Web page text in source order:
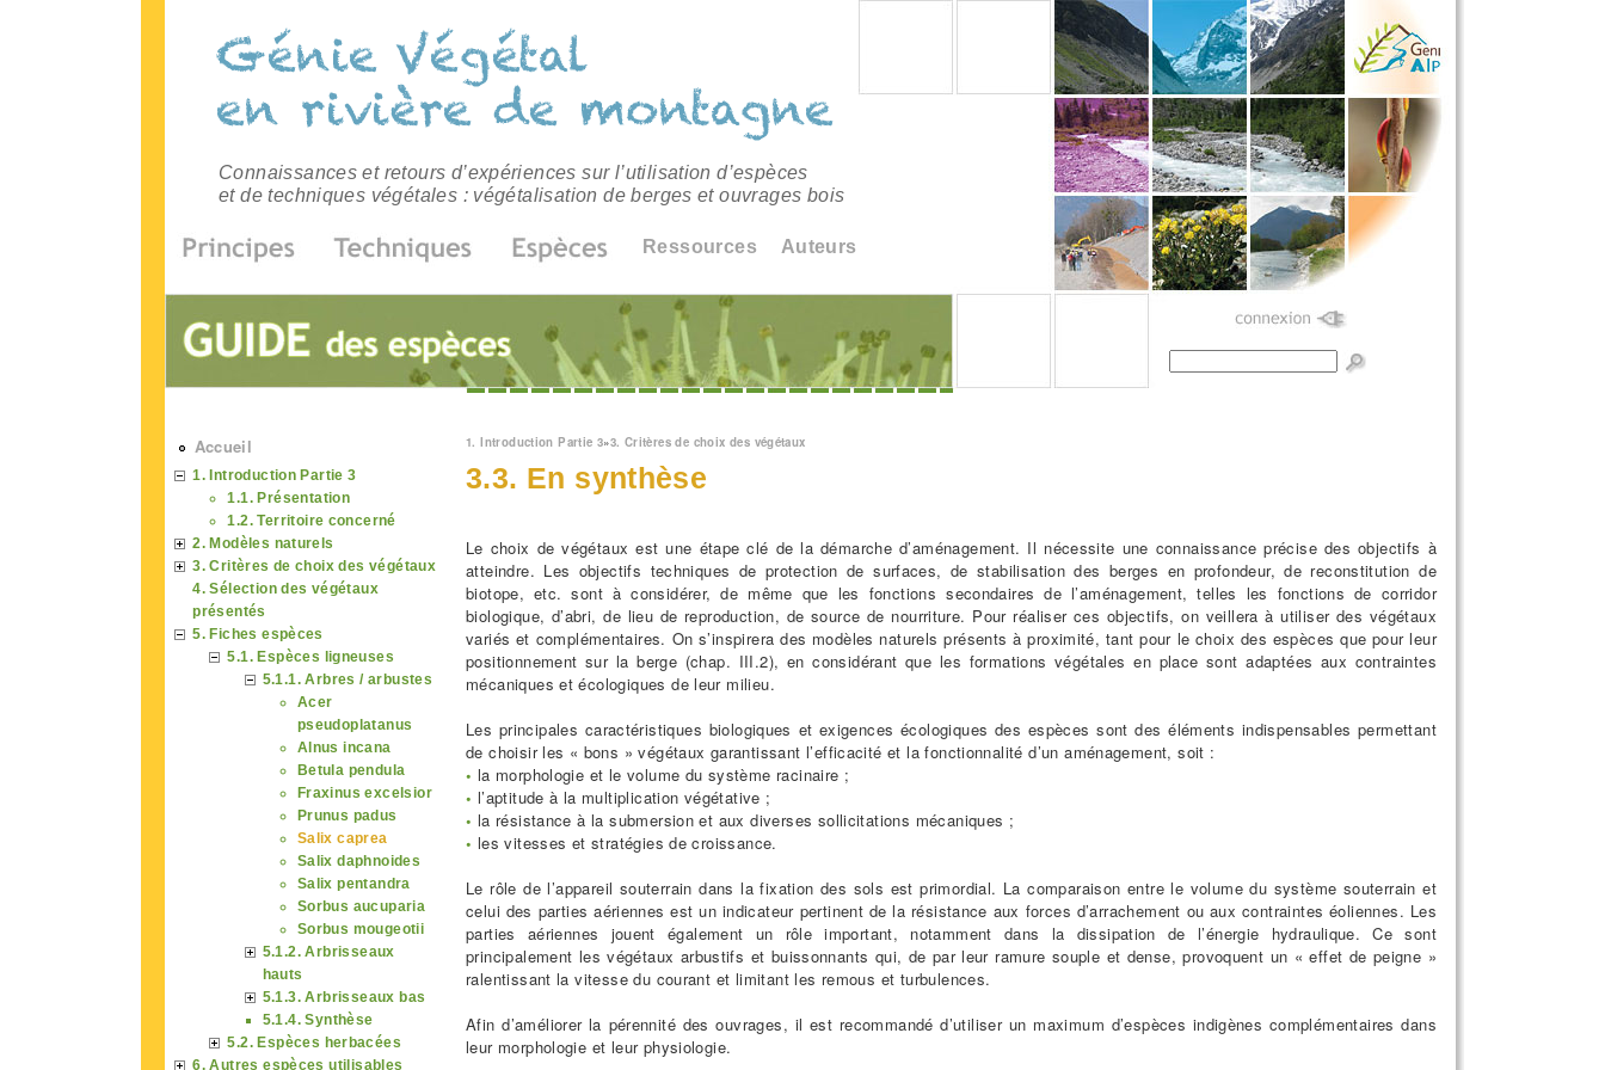
Connaissances et retours d’expériences sur l’utilisation d’espèces
et de techniques végétales : végétalisation de berges et ouvrages bois
Ressources Auteurs
Vous êtes ici
1. Introduction Partie 3»3. Critères de choix des végétaux
3.3. En synthèse
Le choix de végétaux est une étape clé de la démarche d’aménagement. Il nécessite une connaissance précise des objectifs à
atteindre. Les objectifs techniques de protection de surfaces, de stabilisation des berges en profondeur, de reconstitution de
biotope, etc. sont à considérer, de même que les fonctions secondaires de l’aménagement, telles les fonctions de corridor
biologique, d’abri, de lieu de reproduction, de source de nourriture. Pour réaliser ces objectifs, on veillera à utiliser des végétaux
variés et complémentaires. On s’inspirera des modèles naturels présents à proximité, tant pour le choix des espèces que pour leur
positionnement sur la berge (chap. III.2), en considérant que les formations végétales en place sont adaptées aux contraintes
mécaniques et écologiques de leur milieu.
Les principales caractéristiques biologiques et exigences écologiques des espèces sont des éléments indispensables permettant
de choisir les « bons » végétaux garantissant l’efficacité et la fonctionnalité d’un aménagement, soit :
• la morphologie et le volume du système racinaire ;
• l’aptitude à la multiplication végétative ;
• la résistance à la submersion et aux diverses sollicitations mécaniques ;
• les vitesses et stratégies de croissance.
Le rôle de l’appareil souterrain dans la fixation des sols est primordial. La comparaison entre le volume du système souterrain et
celui des parties aériennes est un indicateur pertinent de la résistance aux forces d’arrachement ou aux contraintes éoliennes. Les
parties aériennes jouent également un rôle important, notamment dans la dissipation de l’énergie hydraulique. Ce sont
principalement les végétaux arbustifs et buissonnants qui, de par leur ramure souple et dense, provoquent un « effet de peigne »
ralentissant la vitesse du courant et limitant les remous et turbulences.
Afin d’améliorer la pérennité des ouvrages, il est recommandé d’utiliser un maximum d’espèces indigènes complémentaires dans
leur morphologie et leur physiologie.
Accueil
1. Introduction Partie 3
1.1. Présentation
1.2. Territoire concerné
2. Modèles naturels
3. Critères de choix des végétaux
4. Sélection des végétaux
présentés
5. Fiches espèces
5.1. Espèces ligneuses
5.1.1. Arbres / arbustes
Acer
pseudoplatanus
Alnus incana
Betula pendula
Fraxinus excelsior
Prunus padus
Salix caprea
Salix daphnoides
Salix pentandra
Sorbus aucuparia
Sorbus mougeotii
5.1.2. Arbrisseaux
hauts
5.1.3. Arbrisseaux bas
5.1.4. Synthèse
5.2. Espèces herbacées
6. Autres espèces utilisables